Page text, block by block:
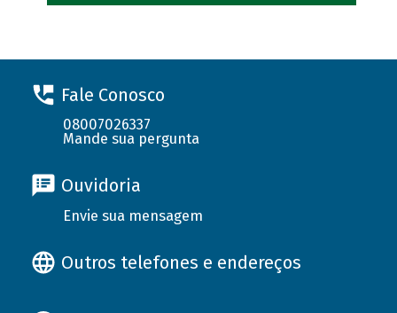
Fale Conosco
08007026337
Mande sua pergunta
Ouvidoria
Envie sua mensagem
Outros telefones e endereços